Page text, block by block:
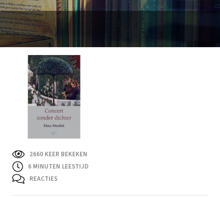
2660 KEER BEKEKEN
6 MINUTEN LEESTIJD
REACTIES